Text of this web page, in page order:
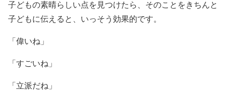
子どもの素晴らしい点を見つけたら、そのことをきちんと
子どもに伝えると、いっそう効果的です。
「偉いね」
「すごいね」
「立派だね」